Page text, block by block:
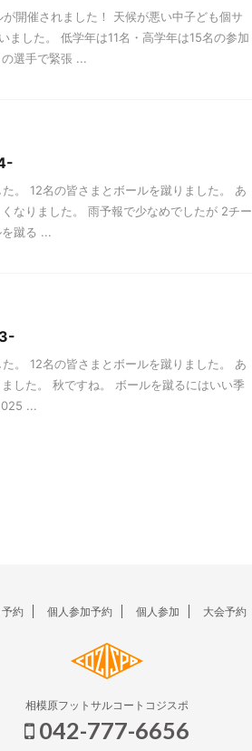
開催されました！ 天候が悪い中子ども個サ
ました。 低学年は11名・高学年は15名の参加
選手で緊張 ...
。 12名の皆さまとボールを蹴りました。 あ
なりました。 雨予報で少なめでしたが 2チー
蹴る ...
。 12名の皆さまとボールを蹴りました。 あ
した。 秋ですね。 ボールを蹴るにはいい季
...
約 個人参加予約 個人参加 大会予約
相模原フットサルコートコジスポ
042-777-6656